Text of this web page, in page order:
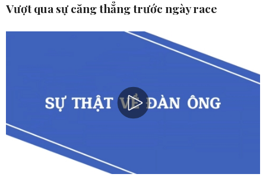
Vượt qua sự căng thẳng trước ngày race